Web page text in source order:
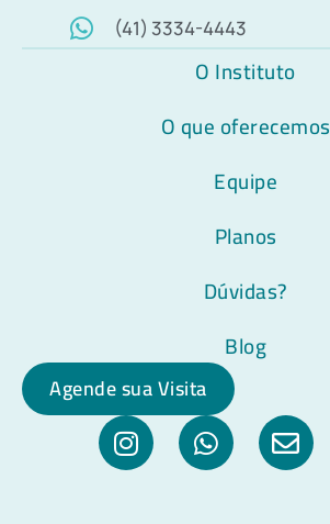
(41) 3334-4443
O Instituto
O que oferecemos
Equipe
Planos
Dúvidas?
Blog
Agende sua Visita